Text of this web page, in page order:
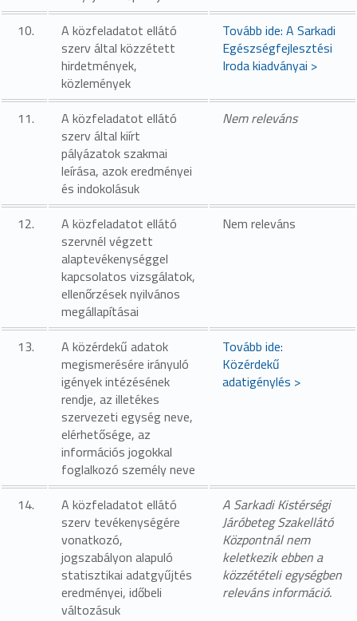
10.
A közfeladatot ellátó
szerv által közzétett
hirdetmények,
közlemények
Tovább ide: A Sarkadi
Egészségfejlesztési
Iroda kiadványai >
11.
A közfeladatot ellátó
szerv által kiírt
pályázatok szakmai
leírása, azok eredményei
és indokolásuk
Nem releváns
12.
A közfeladatot ellátó
szervnél végzett
alaptevékenységgel
kapcsolatos vizsgálatok,
ellenőrzések nyilvános
megállapításai
Nem releváns
13.
A közérdekű adatok
megismerésére irányuló
igények intézésének
rendje, az illetékes
szervezeti egység neve,
elérhetősége, az
információs jogokkal
foglalkozó személy neve
Tovább ide:
Közérdekű
adatigénylés >
14.
A közfeladatot ellátó
szerv tevékenységére
vonatkozó,
jogszabályon alapuló
statisztikai adatgyűjtés
eredményei, időbeli
változásuk
A Sarkadi Kistérségi
Járóbeteg Szakellátó
Központnál nem
keletkezik ebben a
közzétételi egységben
releváns információ.